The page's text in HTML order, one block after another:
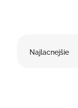
Najlacnejšie